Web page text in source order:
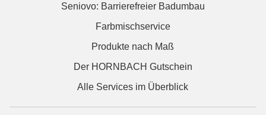
Seniovo: Barrierefreier Badumbau
Farbmischservice
Produkte nach Maß
Der HORNBACH Gutschein
Alle Services im Überblick